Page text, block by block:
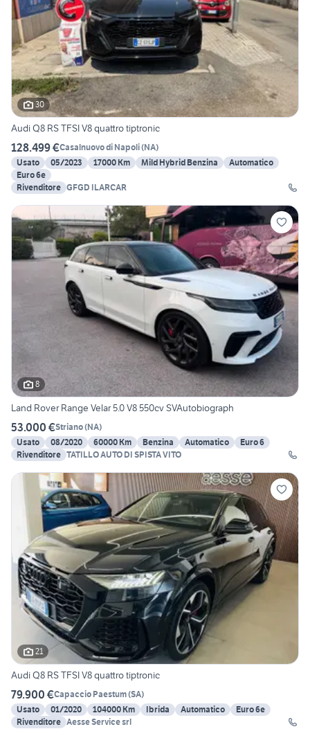
30
Audi Q8 RS TFSI V8 quattro tiptronic
128.499 €Casalnuovo di Napoli(NA)
Usato
05/2023 17000 Km Mild Hybrid Benzina
Automatico
Euro 6e
Rivenditore GFGD ILARCAR
8
Land Rover Range Velar 5.0 V8 550cv SVAutobiograph
53.000 €Striano(NA)
Usato
08/2020 60000 Km Benzina Automatico
Euro 6
Rivenditore TATILLO AUTO DI SPISTA VITO
21
Audi Q8 RS TFSI V8 quattro tiptronic
79.900 €Capaccio Paestum(SA)
Usato
01/2020 104000 Km Ibrida Automatico
Euro 6e
Rivenditore Aesse Service srl